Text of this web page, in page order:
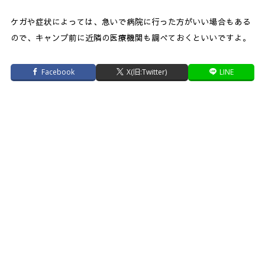
ケガや症状によっては、急いで病院に行った方がいい場合もある
ので、キャンプ前に近隣の医療機関も調べておくといいですよ。
Facebook X(旧:Twitter) LINE